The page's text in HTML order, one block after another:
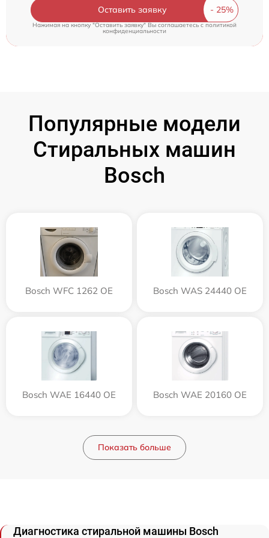
Оставить заявку
Нажимая на кнопку "Оставить заявку" Вы соглашаетесь cполитикой
конфиденциальности
Популярные модели
Стиральных машин
Bosch
Bosch WFC 1262 OE Bosch WAS 24440 OE
Bosch WAE 16440 OE Bosch WAE 20160 OE
Показать больше
Диагностика стиральной машины Bosch